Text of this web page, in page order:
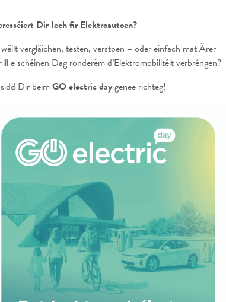
Dir Iech fir Elektroautoen?
vergläichen, testen, verstoen – oder einfach mat Ärer
e schéinen Dag ronderëm d’Elektromobilitéit verbréngen?
Dir beimGO electric daygenee richteg!